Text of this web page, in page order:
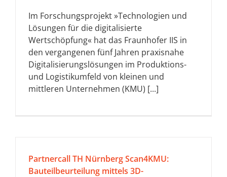
Im Forschungsprojekt »Technologien und
Lösungen für die digitalisierte
Wertschöpfung« hat das Fraunhofer IIS in
den vergangenen fünf Jahren praxisnahe
Digitalisierungslösungen im Produktions-
und Logistikumfeld von kleinen und
mittleren Unternehmen (KMU) [...]
Partnercall TH Nürnberg Scan4KMU:
Bauteilbeurteilung mittels 3D-